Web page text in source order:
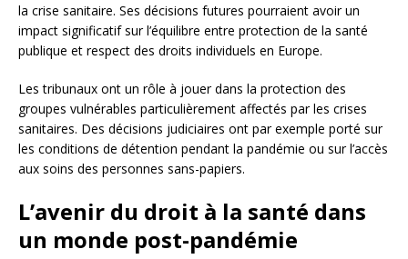
la crise sanitaire. Ses décisions futures pourraient avoir un
impact significatif sur l’équilibre entre protection de la santé
publique et respect des droits individuels en Europe.
Les tribunaux ont un rôle à jouer dans la protection des
groupes vulnérables particulièrement affectés par les crises
sanitaires. Des décisions judiciaires ont par exemple porté sur
les conditions de détention pendant la pandémie ou sur l’accès
aux soins des personnes sans-papiers.
L’avenir du droit à la santé dans
un monde post-pandémie